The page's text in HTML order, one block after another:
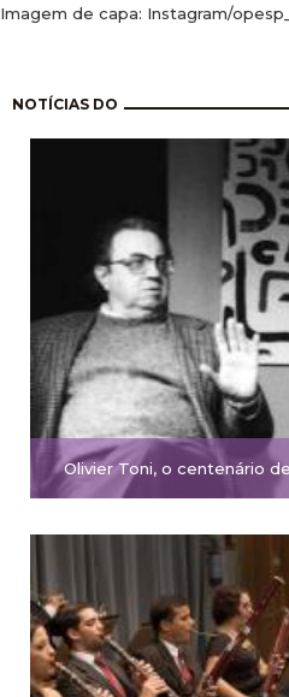
Imagem de capa: Instagram/
NOTÍCIAS DO
Olivier Toni, o centenário
Paginação